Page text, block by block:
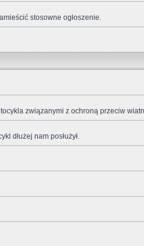
stosowne ogłoszenie.
związanymi z ochroną przeciw
dłużej nam posłużył.